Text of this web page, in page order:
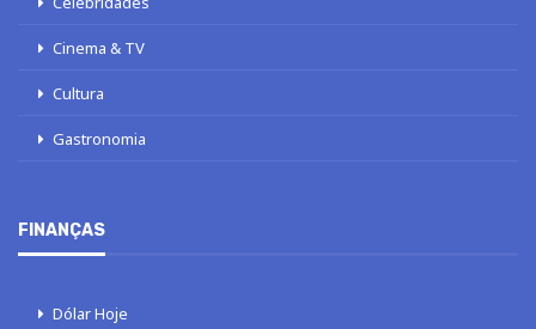
Cinema & TV
Cultura
Gastronomia
FINANÇAS
Dólar Hoje